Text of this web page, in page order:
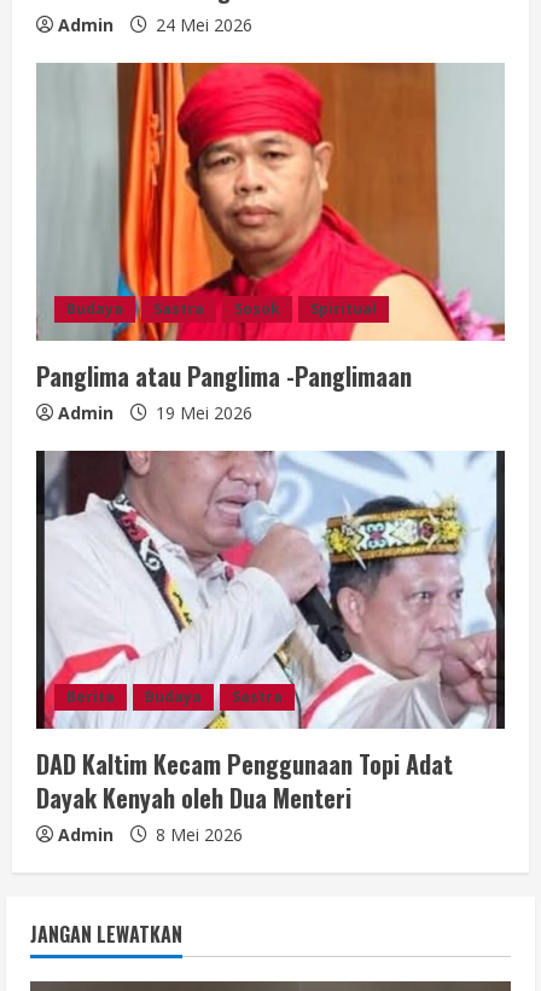
Admin 24 Mei 2026
Budaya Sastra Sosok Spiritual
Panglima atau Panglima -Panglimaan
Admin 19 Mei 2026
Berita Budaya Sastra
DAD Kaltim Kecam Penggunaan Topi Adat
Dayak Kenyah oleh Dua Menteri
Admin 8 Mei 2026
JANGAN LEWATKAN